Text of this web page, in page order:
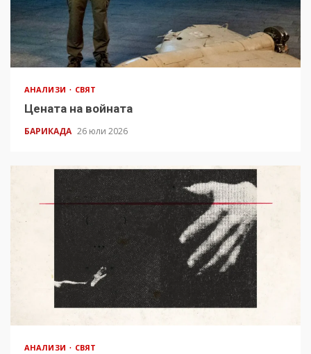
АНАЛИЗИ СВЯТ
Цената на войната
БАРИКАДА 26 юли 2026
АНАЛИЗИ СВЯТ